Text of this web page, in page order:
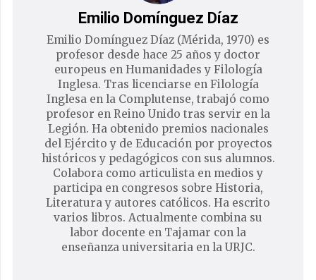
Emilio Domínguez Díaz
Emilio Domínguez Díaz (Mérida, 1970) es
profesor desde hace 25 años y doctor
europeus en Humanidades y Filología
Inglesa. Tras licenciarse en Filología
Inglesa en la Complutense, trabajó como
profesor en Reino Unido tras servir en la
Legión. Ha obtenido premios nacionales
del Ejército y de Educación por proyectos
históricos y pedagógicos con sus alumnos.
Colabora como articulista en medios y
participa en congresos sobre Historia,
Literatura y autores católicos. Ha escrito
varios libros. Actualmente combina su
labor docente en Tajamar con la
enseñanza universitaria en la URJC.